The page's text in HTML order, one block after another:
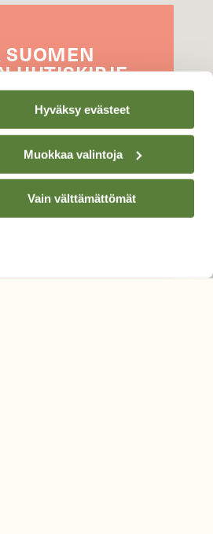
Hyväksy evästeet
Muokkaa valintoja
Vain välttämättömät
SUOMEN
UUTIS­KIRJE
käytön